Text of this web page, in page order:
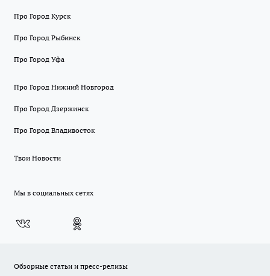
Про Город Курск
Про Город Рыбинск
Про Город Уфа
Про Город Нижний Новгород
Про Город Дзержинск
Про Город Владивосток
Твои Новости
Мы в социальных сетях
Обзорные статьи и пресс-релизы